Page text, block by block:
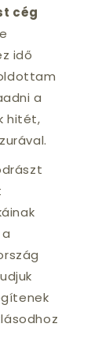
cég
idő
a
hitét,